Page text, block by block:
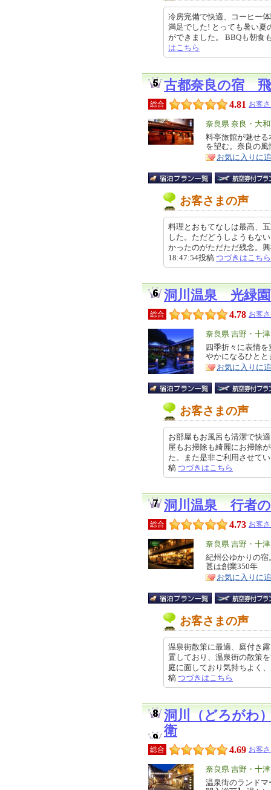
冷房完備で快適、コーヒー
満足でした! とっても暑い夏
ができました。 BBQも朝
はこちら
古都奈良の宿
総合 4.81 お客
エ
リ
ア
奈良県 奈良・大
特
徴
料亭旅館が魅せ
を望む。奈良の
お気に入りに
お客さまの声
料理とおもてなしは最高、
した。ただどうしようもな
かったのがただただ残念。
18:47:54投稿 つづきはこちら
洞川温泉 光緑
総合 4.78 お客
エ
リ
ア
奈良県 吉野・十
特
徴
四季折々に表情
やかになるひ
お気に入りに
お客さまの声
お部屋もお風呂も清潔で快
屋もお掃除も綺麗にお掃除
た。また是非ご利用させて
稿 つづきはこちら
洞川温泉 行者
総合 4.73 お客
エ
リ
ア
奈良県 吉野・十
特
徴
紀州公ゆかりの
甚は創業350年
お気に入りに
お客さまの声
温泉街散策に最適、庭付き
置しており、温泉街の散策
庭に面しており気持ちよく
稿 つづきはこちら
洞川（どろがわ
衛
総合 4.69 お客
エ
リ
奈良県 吉野・十
特
温泉街のランド